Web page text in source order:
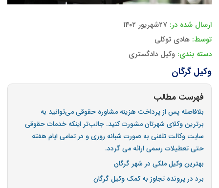
ارسال شده در: ۲۷شهریور ۱۴۰۲
توسط: هادی توکلی
دسته بندی: وکیل دادگستری
وکیل گرگان
فهرست مطالب
بلافاصله پس از پرداخت هزینه مشاوره حقوقی می‌توانید به
برترین وکلای شهرتان مشورت کنید. جالب‌تر اینکه خدمات حقوقی
سایت وکالت تلفنی به صورت شبانه روزی و در تمامی ایام هفته
حتی تعطیلات رسمی ارائه می گردد.
بهترین وکیل ملکی در شهر گرگان
برد در پرونده تجاوز به کمک وکیل گرگان